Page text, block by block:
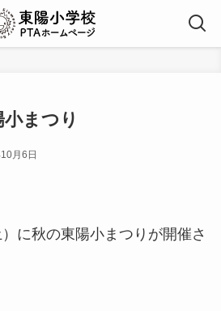
まつり
月6日
に秋の東陽小まつりが開催さ